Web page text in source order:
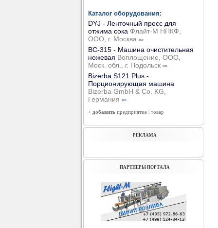
Каталог оборудования:
DYJ - Ленточный пресс для
отжима сока Флайт-М НПКФ,
ООО, г. Москва »»
ВС-315 - Машина очистительная
ножевая Воплощение, ООО,
Моск. обл., г. Подольск »»
Bizerba S121 Plus -
Порционирующая машина
Bizerba GmbH & Co. KG,
Германия »»
+ добавить предприятие | товар
РЕКЛАМА
ПАРТНЕРЫ ПОРТАЛА